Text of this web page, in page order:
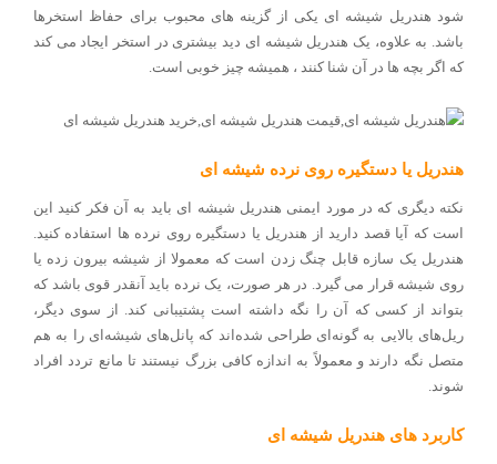
شود هندریل شیشه ای یکی از گزینه های محبوب برای حفاظ استخرها
باشد. به علاوه، یک هندریل شیشه ای دید بیشتری در استخر ایجاد می کند
که اگر بچه ها در آن شنا کنند ، همیشه چیز خوبی است.
هندریل یا دستگیره روی نرده شیشه ای
نکته دیگری که در مورد ایمنی هندریل شیشه ای باید به آن فکر کنید این
است که آیا قصد دارید از هندریل یا دستگیره روی نرده ها استفاده کنید.
هندریل یک سازه قابل چنگ زدن است که معمولا از شیشه بیرون زده یا
روی شیشه قرار می گیرد. در هر صورت، یک نرده باید آنقدر قوی باشد که
بتواند از کسی که آن را نگه داشته است پشتیبانی کند. از سوی دیگر،
ریل‌های بالایی به گونه‌ای طراحی شده‌اند که پانل‌های شیشه‌ای را به هم
متصل نگه دارند و معمولاً به اندازه کافی بزرگ نیستند تا مانع تردد افراد
شوند.
کاربرد های هندریل شیشه ای